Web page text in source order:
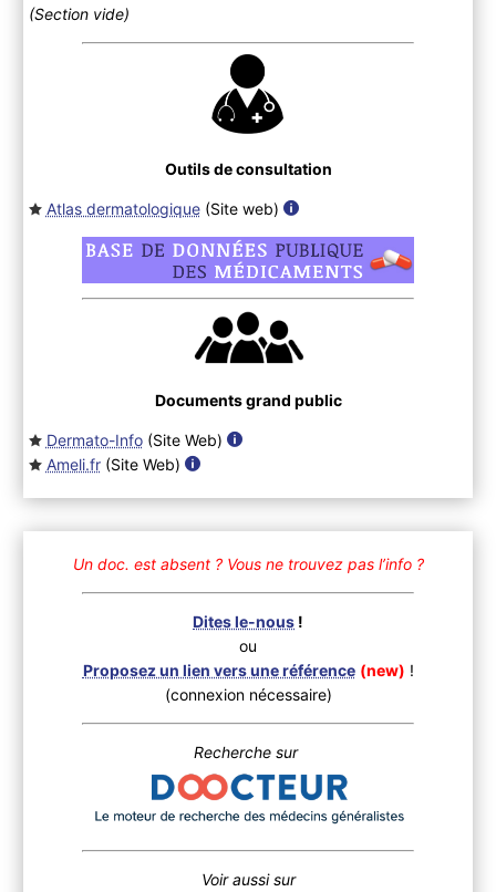
(Section vide)
Outils de consultation
Atlas dermatologique(Site web)
Documents grand public
Dermato-Info(Site Web)
Ameli.fr(Site Web)
Un doc. est absent ? Vous ne trouvez pas l’info ?
Dites le-nous !
ou
Proposez un lien vers une référence (new) !
(connexion nécessaire)
Recherche sur
Voir aussi sur